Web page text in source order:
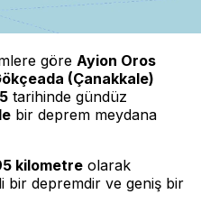
göre Ayion Oros
(Çanakkale)
tarihinde gündüz
bir deprem meydana
kilometre olarak
bir depremdir ve geniş bir